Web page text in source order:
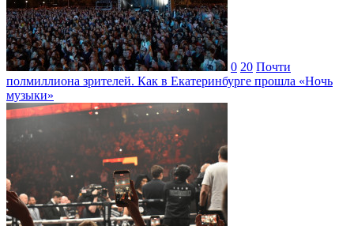
0 20 Почти
полмиллиона зрителей. Как в Екатеринбурге прошла «Ночь
музыки»